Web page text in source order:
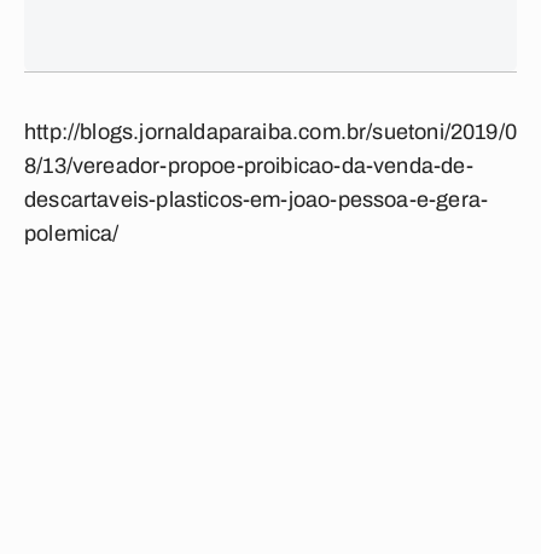
http://blogs.jornaldaparaiba.com.br/suetoni/2019/0
8/13/vereador-propoe-proibicao-da-venda-de-
descartaveis-plasticos-em-joao-pessoa-e-gera-
polemica/